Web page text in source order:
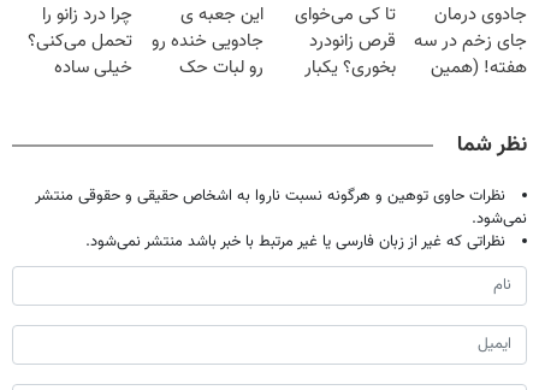
میلیون تومان!!!
(40%off)
خانگی
میلیون !
جادوی درمان
جای زخم در سه
هفته! (همین
تا کی می‌خوای
قرص زانودرد
بخوری؟ یکبار
این جعبه ی
جادویی خنده رو
رو لبات حک
چرا درد زانو را
تحمل می‌کنی؟
خیلی ساده
نظر شما
نظرات حاوی توهین و هرگونه نسبت ناروا به اشخاص حقیقی و حقوقی منتشر
نمی‌شود.
نظراتی که غیر از زبان فارسی یا غیر مرتبط با خبر باشد منتشر نمی‌شود.